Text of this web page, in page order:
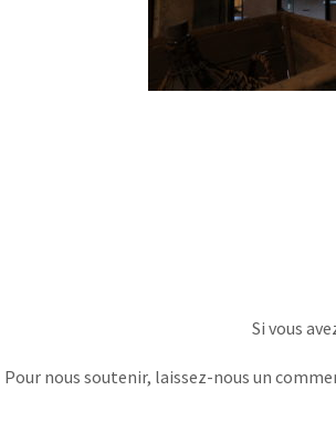
Si vous
Pour nous soutenir, laissez-nous un